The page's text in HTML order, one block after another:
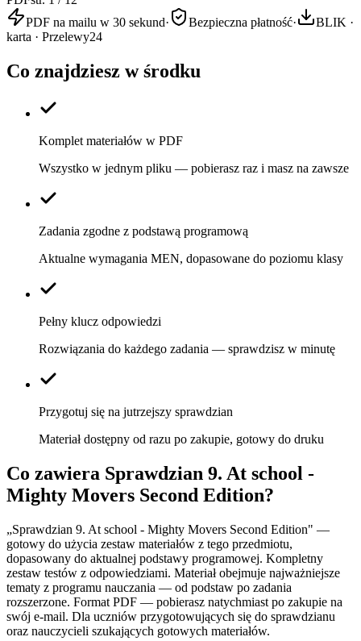
PDF na mailu w 30 sekund· Bezpieczna płatność·
BLIK ·
karta · Przelewy24
Co znajdziesz w środku
Komplet materiałów w PDF
Wszystko w jednym pliku — pobierasz raz i masz na zawsze
Zadania zgodne z podstawą programową
Aktualne wymagania MEN, dopasowane do poziomu klasy
Pełny klucz odpowiedzi
Rozwiązania do każdego zadania — sprawdzisz w minutę
Przygotuj się na jutrzejszy sprawdzian
Materiał dostępny od razu po zakupie, gotowy do druku
Co zawiera Sprawdzian 9. At school -
Mighty Movers Second Edition?
„Sprawdzian 9. At school - Mighty Movers Second Edition" —
gotowy do użycia zestaw materiałów z tego przedmiotu,
dopasowany do aktualnej podstawy programowej. Kompletny
zestaw testów z odpowiedziami. Materiał obejmuje najważniejsze
tematy z programu nauczania — od podstaw po zadania
rozszerzone. Format PDF — pobierasz natychmiast po zakupie na
swój e-mail. Dla uczniów przygotowujących się do sprawdzianu
oraz nauczycieli szukających gotowych materiałów.